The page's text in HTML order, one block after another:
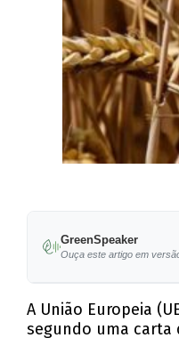
GreenSpeaker
Ouça este artigo em
A União Europeia
segundo uma carta